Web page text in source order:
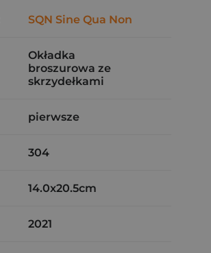
SQN Sine Qua Non
Okładka
broszurowa ze
skrzydełkami
pierwsze
304
14.0x20.5cm
2021